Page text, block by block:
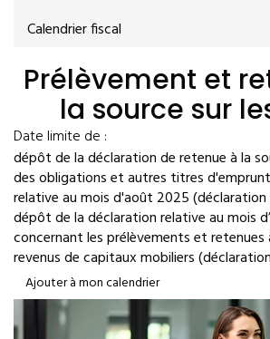
Calendrier fiscal
Prélèvement et
la source sur
Date limite de :
dépôt de la déclaration de retenue à la
des obligations et autres titres
relative au mois d'août 2025 (déclaration
dépôt de la déclaration relative au mois
concernant les prélèvements et retenues
revenus de capitaux mobiliers
Ajouter à mon calendrier